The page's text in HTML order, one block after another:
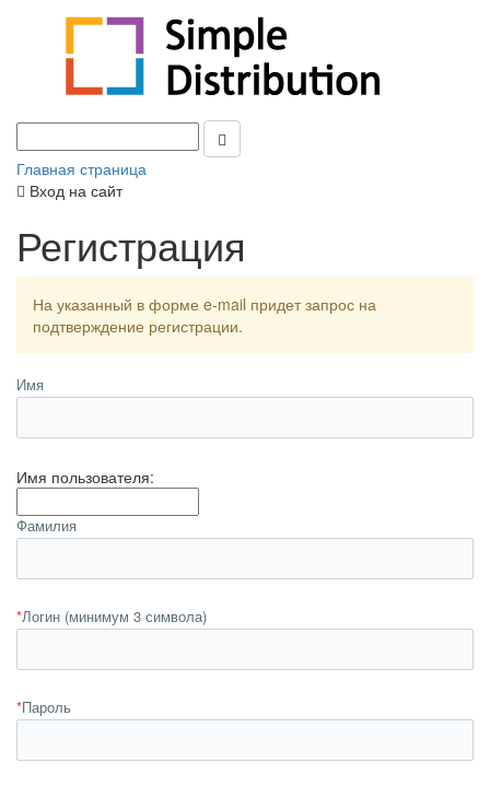
Главная страница
Вход на сайт
Регистрация
На указанный в форме e-mail придет запрос на
подтверждение регистрации.
Имя
Имя пользователя:
Фамилия
*Логин (минимум 3 символа)
*Пароль